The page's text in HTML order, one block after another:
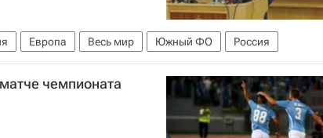
Европа Весь мир Южный ФО Россия
чемпионата